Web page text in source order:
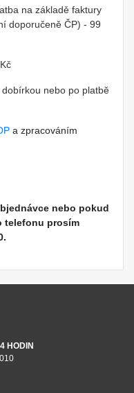
na základě faktury
doporučeně ČP) - 99
nebo po platbě
a zpracováním
nebo pokud
telefonu prosím
HODIN